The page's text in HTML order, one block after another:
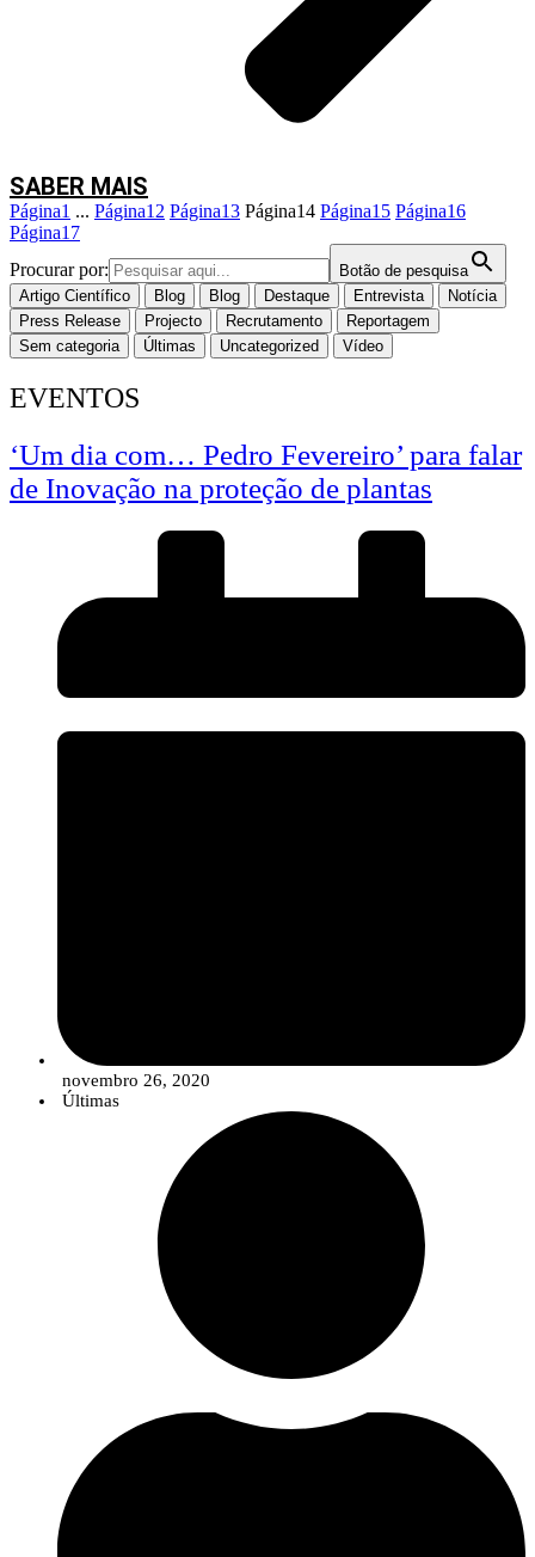
Rute Rego, a researcher at InnovPlantProtect, analyzes samples of the
fungus causing olive quick decline syndrome as part of the AlViGen
Unraveling the Genetic Code of Fungi
To better explain what
Rute. “Estas armadilhas permitem-nos monitorizar a presença dos fungos
em tempo real, o que nos dá uma vantagem importante na prevenção de
Mas a magia acontece no laboratório, onde a equipa extrai o DNA dos
poderosa de sequenciação de DNA, baseada no método de
realizada com tecnologia de ponta como o sequenciador portátil Nanopore.
SABER MAIS
Página1 ... Página12 Página13 Página14 Página15 Página16
Página17
Procurar por:
Botão de pesquisa
Artigo Científico
Blog Blog Destaque Entrevista
Notícia
Press Release
Projecto Recrutamento
Reportagem
Sem categoria
Últimas Uncategorized Vídeo
EVENTOS
‘Um dia com… Pedro Fevereiro’ para falar
de Inovação na proteção de plantas
novembro 26, 2020
Últimas